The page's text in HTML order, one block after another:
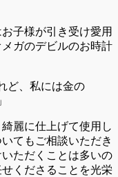
子様が引き受け愛用
ガのデビルのお時計
ど、私には金の
麗に仕上げて使用し
てもご相談いただき
ただくことは多いの
くださることを光栄